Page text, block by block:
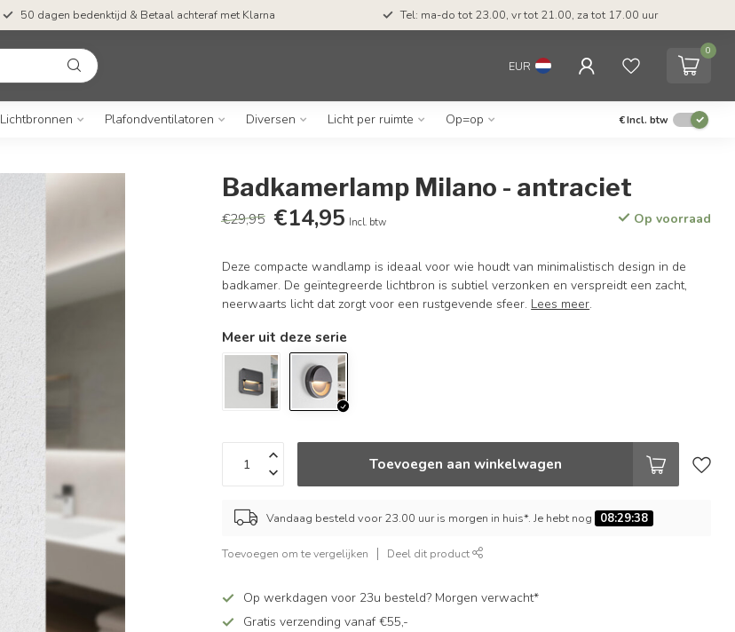
50 dagen bedenktijd & Betaal achteraf met Klarna Tel: ma-do tot 23.00, vr tot 21.00, za tot 17.00 uur
EUR
0
Lichtbronnen Plafondventilatoren Diversen Licht per ruimte Op=op €Incl. btw
Badkamerlamp Milano - antraciet
€29,95 €14,95 Incl. btw Op voorraad
Deze compacte wandlamp is ideaal voor wie houdt van minimalistisch design in de
badkamer. De geïntegreerde lichtbron is subtiel verzonken en verspreidt een zacht,
neerwaarts licht dat zorgt voor een rustgevende sfeer. Lees meer.
Meer uit deze serie
Toevoegen aan winkelwagen
Vandaag besteld voor 23.00 uur is morgen in huis*. Je hebt nog 08:29:38
Toevoegen om te vergelijken Deel dit product
Op werkdagen voor 23u besteld? Morgen verwacht*
Gratis verzending vanaf €55,-